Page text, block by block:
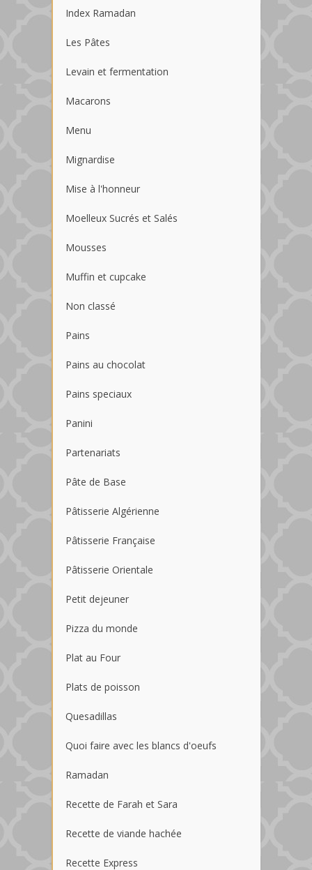
Index Ramadan
Les Pâtes
Levain et fermentation
Macarons
Menu
Mignardise
Mise à l'honneur
Moelleux Sucrés et Salés
Mousses
Muffin et cupcake
Non classé
Pains
Pains au chocolat
Pains speciaux
Panini
Partenariats
Pâte de Base
Pâtisserie Algérienne
Pâtisserie Française
Pâtisserie Orientale
Petit dejeuner
Pizza du monde
Plat au Four
Plats de poisson
Quesadillas
Quoi faire avec les blancs d'oeufs
Ramadan
Recette de Farah et Sara
Recette de viande hachée
Recette Express